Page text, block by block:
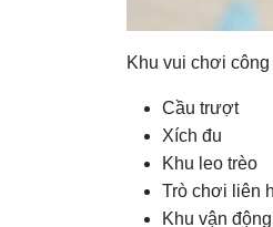
Khu vui chơi
Cầu trượt
Xích đu
Khu leo trèo
Trò chơi liên
Khu vận